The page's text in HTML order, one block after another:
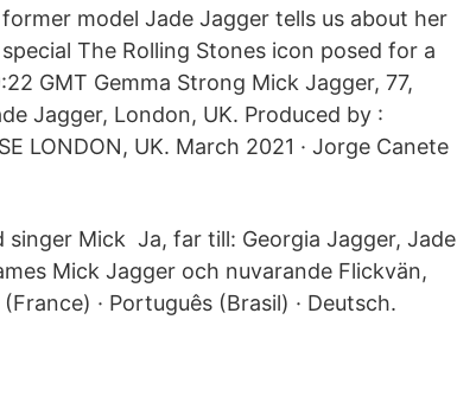
model Jade Jagger tells us about her
The Rolling Stones icon posed for a
GMT Gemma Strong Mick Jagger, 77,
Jagger, London, UK. Produced by :
LONDON, UK. March 2021 · Jorge Canete
singer Mick Ja, far till: Georgia Jagger, Jade
Mick Jagger och nuvarande Flickvän,
· Português (Brasil) · Deutsch.